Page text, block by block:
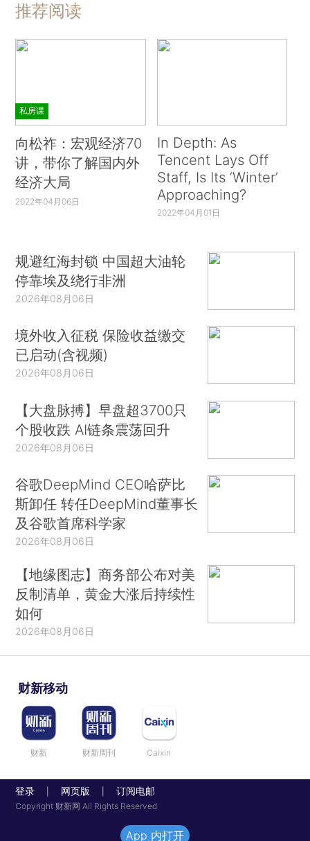
推荐阅读
私房课
向松祚：宏观经济70
讲，带你了解国内外
经济大局
2022年04月06日
In Depth: As
Tencent Lays Off
Staff, Is Its ‘Winter’
Approaching?
2022年04月01日
规避红海封锁 中国超大油轮
停靠埃及绕行非洲
2026年08月06日
境外收入征税 保险收益缴交
已启动(含视频)
2026年08月06日
【大盘脉搏】早盘超3700只
个股收跌 AI链条震荡回升
2026年08月06日
谷歌DeepMind CEO哈萨比
斯卸任 转任DeepMind董事长
及谷歌首席科学家
2026年08月06日
【地缘图志】商务部公布对美
反制清单，黄金大涨后持续性
如何
2026年08月06日
财新移动
财新 财新周刊 Caixin
登录 网页版 订阅电邮
Copyright 财新网 All Rights Reserved
App 内打开